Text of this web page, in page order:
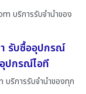
บริการรับจำนำของ
รับซื้ออุปกรณ์
ปกรณ์ไอที
บริการรับจำนำของทุก